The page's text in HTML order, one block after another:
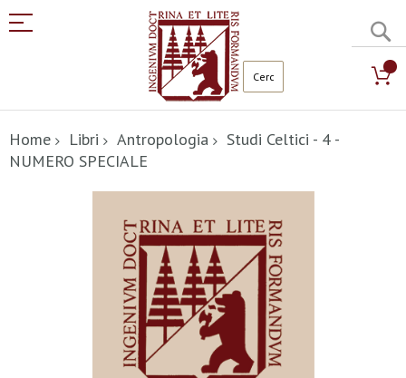
al
contenuto
Home Libri Antropologia
Studi Celtici - 4 -
NUMERO SPECIALE